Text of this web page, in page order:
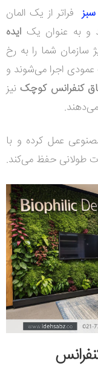
فراتر از یک المان
و به عنوان یک ایده
سازمان شما را به رخ
عمودی اجرا می‌شوند و
کنفرانس کوچکنیز
عمل کرده و با
طولانی حفظ می‌کند.